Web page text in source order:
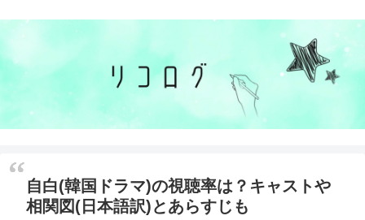
自白(韓国ドラマ)の視聴率は？キャストや
相関図(日本語訳)とあらすじも